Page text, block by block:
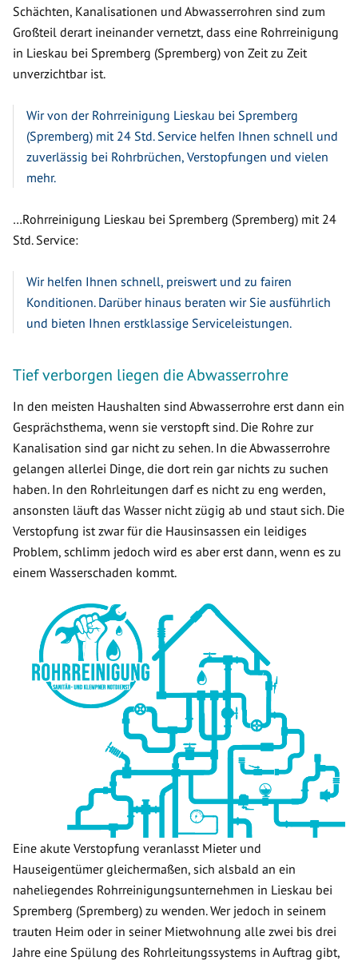
Schächten, Kanalisationen und Abwasserrohren sind zum
Großteil derart ineinander vernetzt, dass eine Rohrreinigung
in Lieskau bei Spremberg (Spremberg) von Zeit zu Zeit
unverzichtbar ist.
Wir von der Rohrreinigung Lieskau bei Spremberg
(Spremberg) mit 24 Std. Service helfen Ihnen schnell und
zuverlässig bei Rohrbrüchen, Verstopfungen und vielen
mehr.
…Rohrreinigung Lieskau bei Spremberg (Spremberg) mit 24
Std. Service:
Wir helfen Ihnen schnell, preiswert und zu fairen
Konditionen. Darüber hinaus beraten wir Sie ausführlich
und bieten Ihnen erstklassige Serviceleistungen.
Tief verborgen liegen die Abwasserrohre
In den meisten Haushalten sind Abwasserrohre erst dann ein
Gesprächsthema, wenn sie verstopft sind. Die Rohre zur
Kanalisation sind gar nicht zu sehen. In die Abwasserrohre
gelangen allerlei Dinge, die dort rein gar nichts zu suchen
haben. In den Rohrleitungen darf es nicht zu eng werden,
ansonsten läuft das Wasser nicht zügig ab und staut sich. Die
Verstopfung ist zwar für die Hausinsassen ein leidiges
Problem, schlimm jedoch wird es aber erst dann, wenn es zu
einem Wasserschaden kommt.
Eine akute Verstopfung veranlasst Mieter und
Hauseigentümer gleichermaßen, sich alsbald an ein
naheliegendes Rohrreinigungsunternehmen in Lieskau bei
Spremberg (Spremberg) zu wenden. Wer jedoch in seinem
trauten Heim oder in seiner Mietwohnung alle zwei bis drei
Jahre eine Spülung des Rohrleitungssystems in Auftrag gibt,